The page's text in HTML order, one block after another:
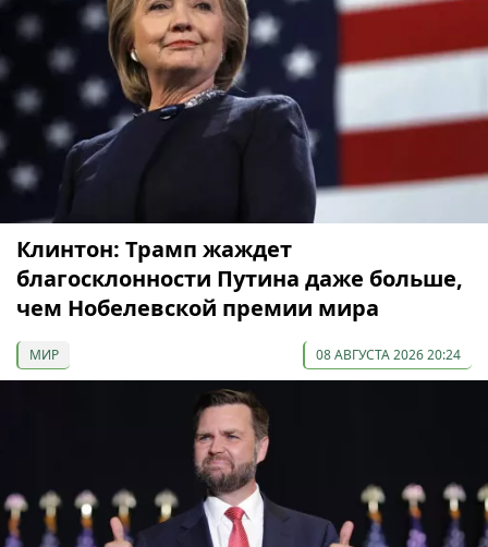
Клинтон: Трамп жаждет
благосклонности Путина даже больше,
чем Нобелевской премии мира
МИР 08 АВГУСТА 2026 20:24